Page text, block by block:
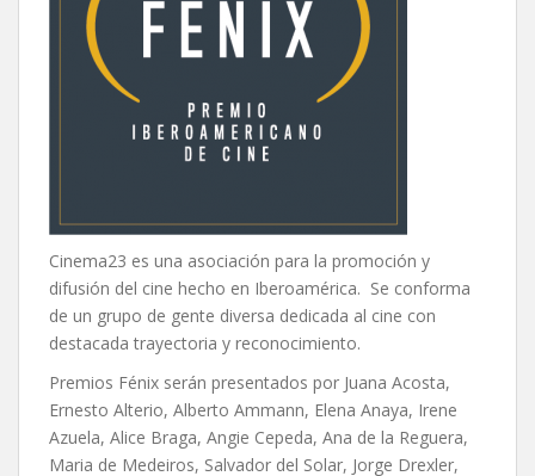
Cinema23 es una asociación para la promoción y
difusión del cine hecho en Iberoamérica. Se conforma
de un grupo de gente diversa dedicada al cine con
destacada trayectoria y reconocimiento.
Premios Fénix serán presentados por Juana Acosta,
Ernesto Alterio, Alberto Ammann, Elena Anaya, Irene
Azuela, Alice Braga, Angie Cepeda, Ana de la Reguera,
Maria de Medeiros, Salvador del Solar, Jorge Drexler,